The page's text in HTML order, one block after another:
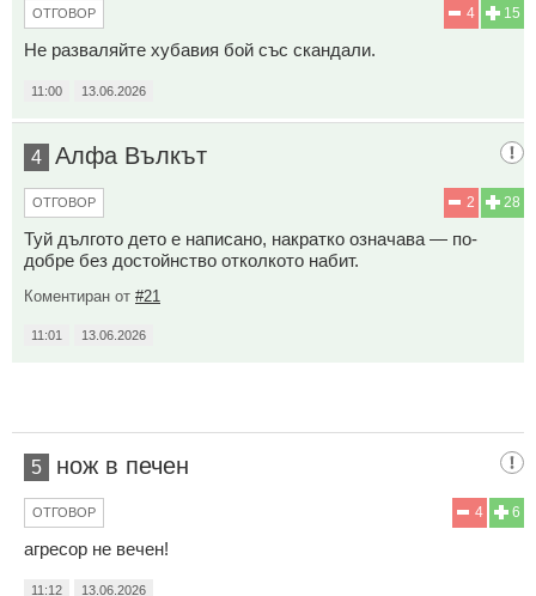
15
4
ОТГОВОР
Не разваляйте хубавия бой със скандали.
11:00 13.06.2026
4 Aлфа Вълкът
28
2
ОТГОВОР
Туй дългото дето е написано, накратко означава — по-
добре без достойнство отколкото набит.
Коментиран от #21
11:01 13.06.2026
5 нож в печен
6
4
ОТГОВОР
агресор не вечен!
11:12 13.06.2026